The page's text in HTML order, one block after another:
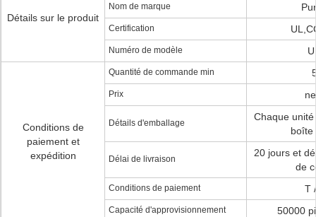
Détails sur le produit
Nom de marque
Certification
Numéro de modèle
Conditions de
paiement et
expédition
Quantité de commande min
Prix
Détails d'emballage
Chaque
boîte
Délai de livraison
20 jours et
de
Conditions de paiement T
Capacité d'approvisionnement 50000